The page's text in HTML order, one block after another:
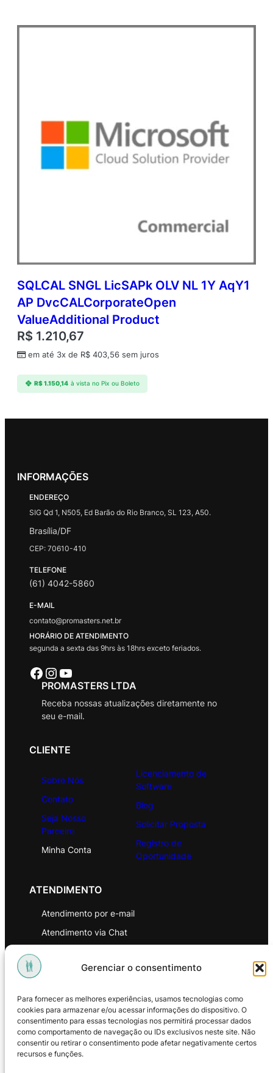
Gerenciar o consentimento
Para fornecer as melhores experiências, usamos tecnologias como
cookies para armazenar e/ou acessar informações do dispositivo. O
consentimento para essas tecnologias nos permitirá processar dados
como comportamento de navegação ou IDs exclusivos neste site. Não
consentir ou retirar o consentimento pode afetar negativamente certos
recursos e funções.
SQLCAL SNGL LicSAPk OLV NL 1Y AqY1
AP DvcCALCorporateOpen
ValueAdditional Product
R$ 1.210,67
em até 3x de R$ 403,56 sem juros
R$1.150,14 à vista no Pix ou Boleto
INFORMAÇÕES
ENDEREÇO
SIG Qd 1, N505, Ed Barão do Rio Branco, SL 123, A50.
Brasília/DF
CEP: 70610-410
TELEFONE
(61) 4042-5860
E-MAIL
contato@promasters.net.br
HORÁRIO DE ATENDIMENTO
segunda a sexta das 9hrs às 18hrs exceto feriados.
Facebook Instagram Youtube
PROMASTERS LTDA
Receba nossas atualizações diretamente no
seu e-mail.
CLIENTE
Sobre Nós
Contato
Seja Nosso
Parceiro
Minha Conta
Licenciamento de
Software
Blog
Solicitar Proposta
Registro de
Oportunidade
ATENDIMENTO
Atendimento por e-mail
Atendimento via Chat
Política de Privacidade
Política de Troca e Devoluções
Política de Reembolso